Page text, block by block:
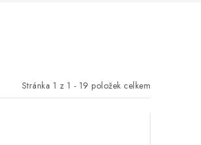
Stránka 1 z 1 - 19 položek celkem